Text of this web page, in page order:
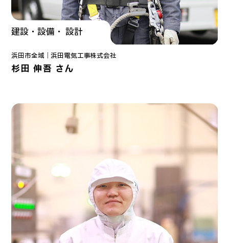
建設・設備・ 設計
浜田市全域｜浜田電気工事株式会社
杉田 伸吾 さん